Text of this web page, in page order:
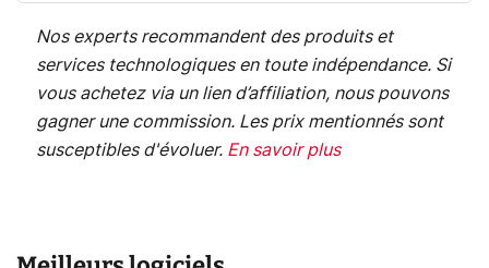
Nos experts recommandent des produits et
services technologiques en toute indépendance. Si
vous achetez via un lien d’affiliation, nous pouvons
gagner une commission. Les prix mentionnés sont
susceptibles d'évoluer. En savoir plus